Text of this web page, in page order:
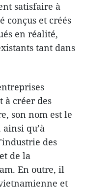
satisfaire à
conçus et créés
en réalité,
tant dans
à créer des
son nom est le
qu’à
des
de la
En outre, il
et